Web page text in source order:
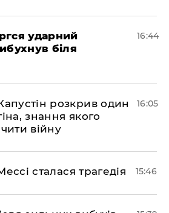
ударний
біля
16:44
розкрив один
знання якого
війну
16:05
сталася трагедія 15:46